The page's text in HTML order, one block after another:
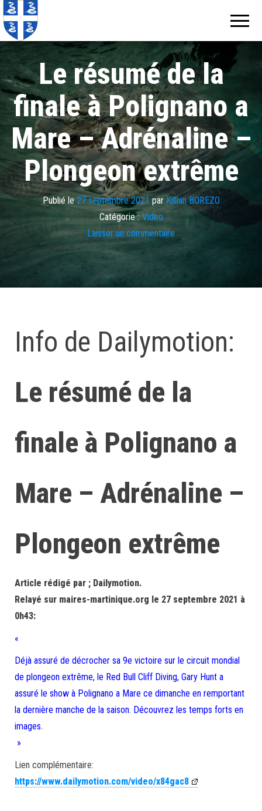
Le résumé de la
finale à Polignano a
Mare – Adrénaline –
Plongeon extrême
Publié le27 septembre 2021par Killian BOREZO
Catégorie : Video
Laisser un commentaire
Info de Dailymotion:
Le résumé de la
finale à Polignano a
Mare – Adrénaline –
Plongeon extrême
Article rédigé par ; Dailymotion.
Relayé sur maires-martinique.org le 27 septembre 2021 à
0h43:
«
Déjà assuré de décrocher sa 9e victoire sur le circuit mondial
de plongeon extrême, le Red Bull Cliff Diving, Gary Hunt a
assuré le show à Polignano a Mare ce dimanche en remportant
la dernière manche de la saison. Découvrez les temps forts en
images.
»
Lien complémentaire:
https://www.dailymotion.com/video/x84gac8